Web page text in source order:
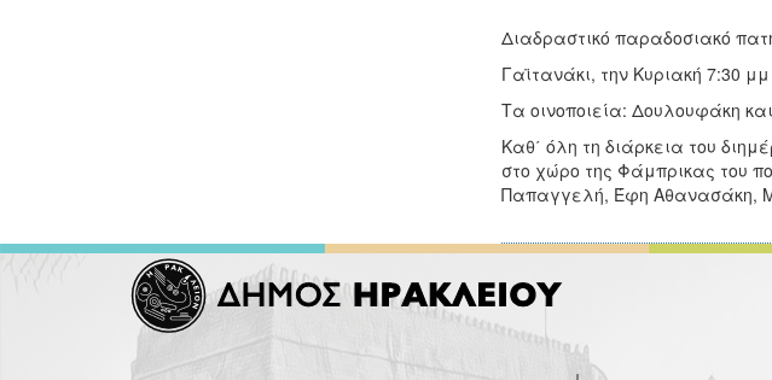
Διαδραστικό παραδοσιακό
Γαϊτανάκι, την Κυριακή 7:30 μμ
Τα οινοποιεία: Δουλουφάκη
Καθ΄ όλη τη διάρκεια του
στο χώρο της Φάμπρικας του
Παπαγγελή, Έφη Αθανασάκη,